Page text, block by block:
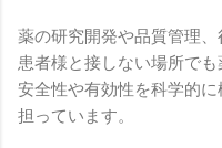
薬の研究開発や品質管理
患者様と接しない場所で
安全性や有効性を科学的
担っています。